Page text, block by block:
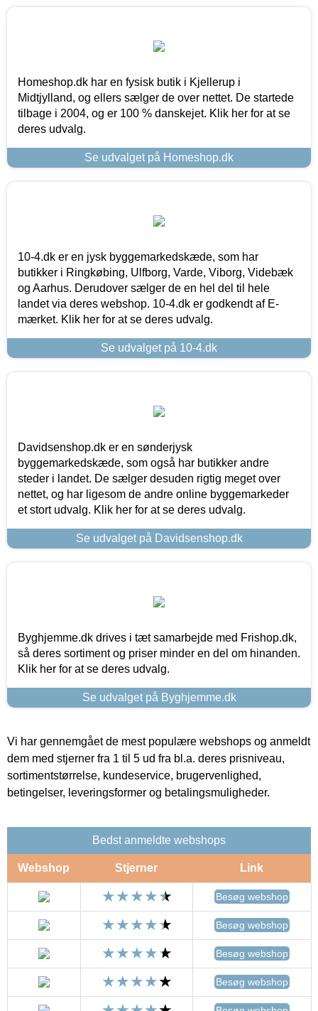
Homeshop.dk har en fysisk butik i Kjellerup i
Midtjylland, og ellers sælger de over nettet. De startede
tilbage i 2004, og er 100 % danskejet. Klik her for at se
deres udvalg.
Se udvalget på Homeshop.dk
10-4.dk er en jysk byggemarkedskæde, som har
butikker i Ringkøbing, Ulfborg, Varde, Viborg, Videbæk
og Aarhus. Derudover sælger de en hel del til hele
landet via deres webshop. 10-4.dk er godkendt af E-
mærket. Klik her for at se deres udvalg.
Se udvalget på 10-4.dk
Davidsenshop.dk er en sønderjysk
byggemarkedskæde, som også har butikker andre
steder i landet. De sælger desuden rigtig meget over
nettet, og har ligesom de andre online byggemarkeder
et stort udvalg. Klik her for at se deres udvalg.
Se udvalget på Davidsenshop.dk
Byghjemme.dk drives i tæt samarbejde med Frishop.dk,
så deres sortiment og priser minder en del om hinanden.
Klik her for at se deres udvalg.
Se udvalget på Byghjemme.dk
Vi har gennemgået de mest populære webshops og anmeldt
dem med stjerner fra 1 til 5 ud fra bl.a. deres prisniveau,
sortimentstørrelse, kundeservice, brugervenlighed,
betingelser, leveringsformer og betalingsmuligheder.
Bedst anmeldte webshops
Webshop Stjerner Link
Besøg webshop
Besøg webshop
Besøg webshop
Besøg webshop